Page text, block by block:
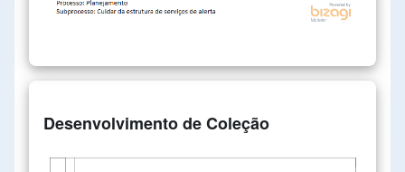
Desenvolvimento de Coleção